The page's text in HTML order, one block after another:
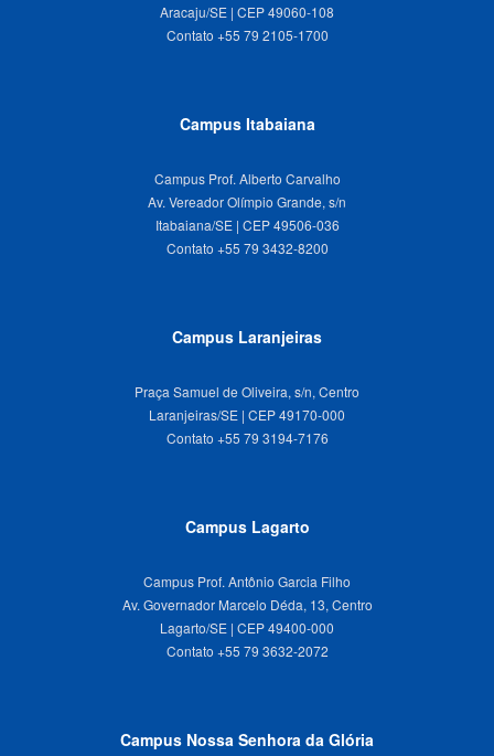
Aracaju/SE | CEP 49060-108
Campus Itabaiana
Campus Prof. Alberto Carvalho
Av. Vereador Olímpio Grande, s/n
Itabaiana/SE | CEP 49506-036
Campus Laranjeiras
Praça Samuel de Oliveira, s/n, Centro
Laranjeiras/SE | CEP 49170-000
Campus Lagarto
Campus Prof. Antônio Garcia Filho
Av. Governador Marcelo Déda, 13, Centro
Lagarto/SE | CEP 49400-000
Campus Nossa Senhora da Glória